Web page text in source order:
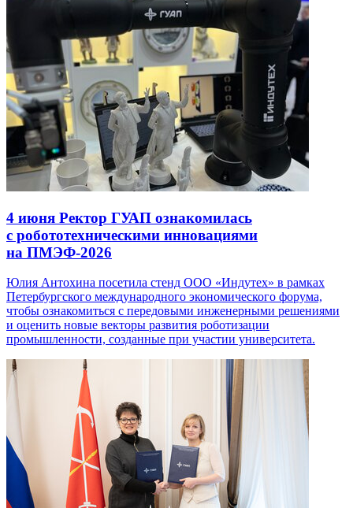
4 июня Ректор ГУАП ознакомилась
с робототехническими инновациями
на ПМЭФ-2026
Юлия Антохина посетила стенд ООО «Индутех» в рамках
Петербургского международного экономического форума,
чтобы ознакомиться с передовыми инженерными решениями
и оценить новые векторы развития роботизации
промышленности, созданные при участии университета.